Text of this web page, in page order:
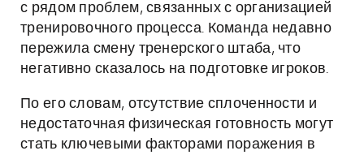
с рядом проблем, связанных с организацией
тренировочного процесса. Команда недавно
пережила смену тренерского штаба, что
негативно сказалось на подготовке игроков.
По его словам, отсутствие сплоченности и
недостаточная физическая готовность могут
стать ключевыми факторами поражения в